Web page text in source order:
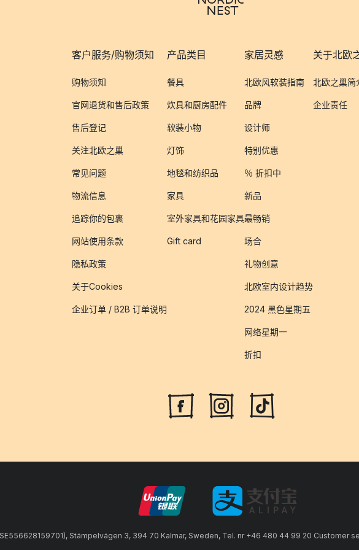
客户服务/购物须知
购物须知
官网退货和售后政策
售后登记
关注北欧之巢
常见问题
物流信息
追踪你的包裹
网站使用条款
隐私政策
关于Cookies
企业订单 / B2B 订单说明
产品类目
餐具
炊具和厨房配件
软装小物
灯饰
地毯和纺织品
家具
室外家具和花园家具
Gift card
家居灵感
北欧风软装指南
品牌
设计师
特别优惠
％ 折扣中
新品
最畅销
场合
礼物创意
北欧室内设计趋势
2024 黑色星期五
网络星期一
折扣
关于北欧
北欧之巢简
企业责任
Stämpelvägen 3, 394 70 Kalmar, Sweden, Tel. nr +46 480 44 99 20 Customer